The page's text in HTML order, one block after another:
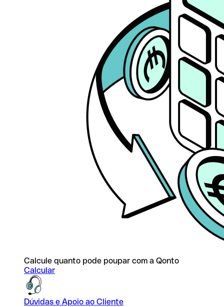
Calcule quanto pode poupar com a Qonto
Calcular
Dúvidas e Apoio ao Cliente